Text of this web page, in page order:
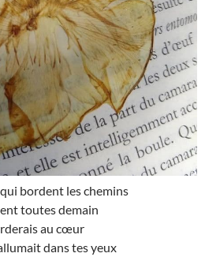
bordent les chemins
toutes demain
au cœur
dans tes yeux